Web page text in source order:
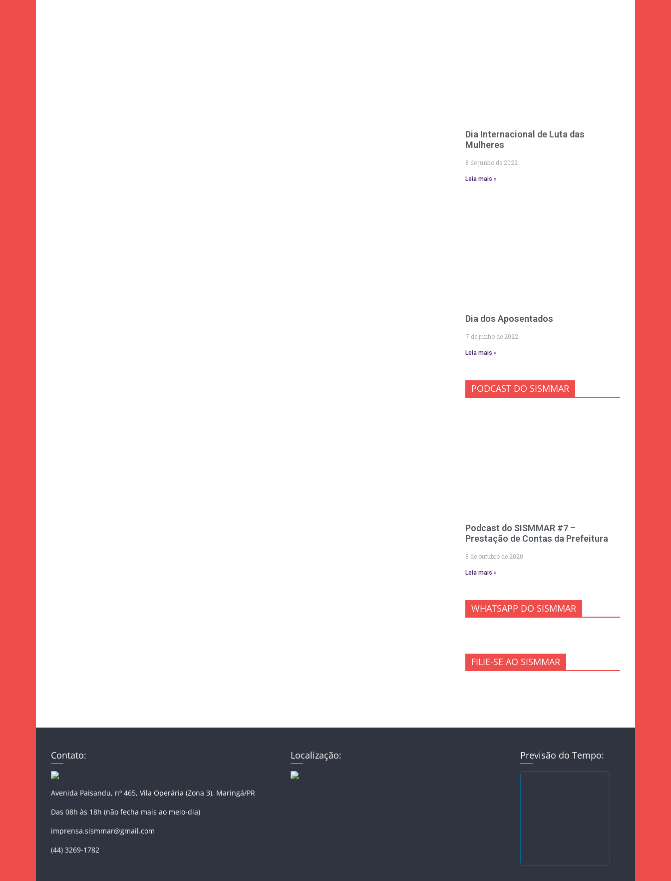
Dia Internacional de Luta das
Mulheres
8 de junho de 2022
Leia mais »
Dia dos Aposentados
7 de junho de 2022
Leia mais »
PODCAST DO SISMMAR
Podcast do SISMMAR #7 –
Prestação de Contas da Prefeitura
8 de outubro de 2020
Leia mais »
WHATSAPP DO SISMMAR
FILIE-SE AO SISMMAR
Contato:
Avenida Paisandu, nº 465, Vila Operária (Zona 3), Maringá/PR
Das 08h às 18h (não fecha mais ao meio-dia)
imprensa.sismmar@gmail.com
(44) 3269-1782
Localização: Previsão do Tempo: